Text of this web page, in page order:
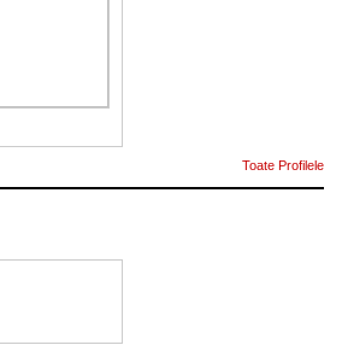
Toate Profilele